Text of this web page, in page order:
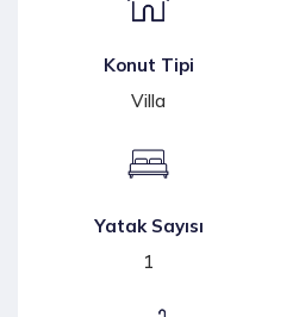
Konut Tipi
Villa
Yatak Sayısı
1